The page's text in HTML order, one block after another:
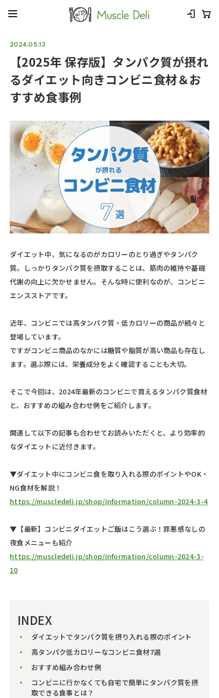
2024.05.13
【2025年 保存版】タンパク質が摂れ
るダイエット向きコンビニ食材＆お
すすめ食事例
ダイエット中、気になるのがカロリーのとり過ぎやタンパク
質。しっかりタンパク質を摂取することは、筋肉の維持や基礎
代謝の向上に欠かせません。そんな時に便利なのが、コンビニ
エンスストアです。
近年、コンビニでは高タンパク質・低カロリーの商品が続々と
登場しています。
ですがコンビニ商品のなかには糖質や脂質が高い商品も存在し
ます。選ぶ際には、栄養成分をよく確認することも大切。
そこで今回は、2024年最新のコンビニで買えるタンパク質食材
と、おすすめの組み合わせ例をご紹介します。
関連して以下の記事も合わせてお読みいただくと、より効率的
なダイエットに近付きます。
▼ダイエット中にコンビニ食を取り入れる際のポイントやOK・
NG食材を解説！
https://muscledeli.jp/shop/information/column-2024-3-4
▼【最新】コンビニダイエットご飯はこう選ぶ！罪悪感なしの
夜食メニューも紹介
https://muscledeli.jp/shop/information/column-2024-3-
10
INDEX
ダイエットでタンパク質を摂り入れる際のポイント
高タンパク低カロリーなコンビニ食材7選
おすすめ組み合わせ例
コンビニに行かなくても自宅で簡単にタンパク質を摂
取できる食事とは？